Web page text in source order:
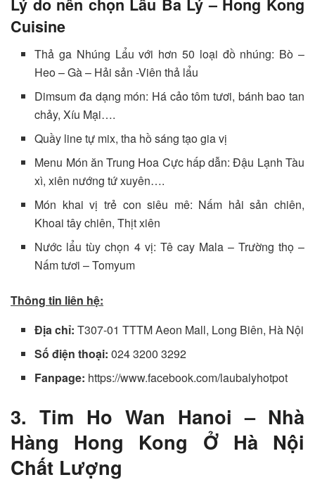
Lý do nên chọn Lẩu Ba Lý – Hong Kong
Cuisine
Thả ga Nhúng Lẩu với hơn 50 loại đồ nhúng: Bò –
Heo – Gà – Hải sản -Viên thả lẩu
Dimsum đa dạng món: Há cảo tôm tươi, bánh bao tan
chảy, Xíu Mại….
Quầy line tự mix, tha hồ sáng tạo gia vị
Menu Món ăn Trung Hoa Cực hấp dẫn: Đậu Lạnh Tàu
xì, xiên nướng tứ xuyên….
Món khai vị trẻ con siêu mê: Nấm hải sản chiên,
Khoai tây chiên, Thịt xiên
Nước lẩu tùy chọn 4 vị: Tê cay Mala – Trường thọ –
Nấm tươi – Tomyum
Thông tin liên hệ:
Địa chỉ:T307-01 TTTM Aeon Mall, Long Biên, Hà Nội
Số điện thoại:024 3200 3292
Fanpage: https://www.facebook.com/laubalyhotpot
3. Tim Ho Wan Hanoi – Nhà
Hàng Hong Kong Ở Hà Nội
Chất Lượng